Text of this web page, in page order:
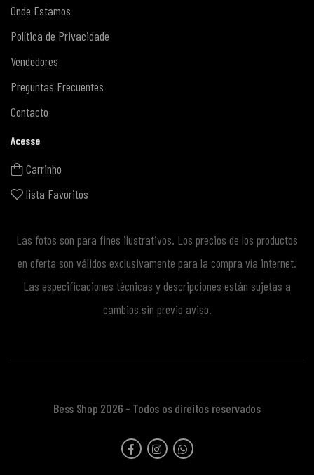
Onde Estamos
Política de Privacidade
Vendedores
Preguntas Frecuentes
Contacto
Acesse
Carrinho
lista Favoritos
Las fotos son para fines ilustrativos. Los precios de los productos
en oferta son válidos exclusivamente para la compra vía internet.
Las especificaciones técnicas y descripciones están sujetas a
cambios sin previo aviso.
Bess Shop 2026 - Todos os direitos reservados